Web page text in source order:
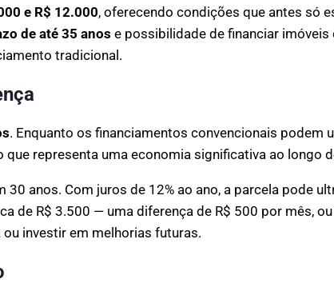
e R$ 12.000, oferecendo condições que antes só
de até 35 anos e possibilidade de financiar imóveis
tradicional.
. Enquanto os financiamentos convencionais podem
que representa uma economia significativa ao longo
anos. Com juros de 12% ao ano, a parcela pode
de R$ 3.500 — uma diferença de R$ 500 por mês, ou
investir em melhorias futuras.